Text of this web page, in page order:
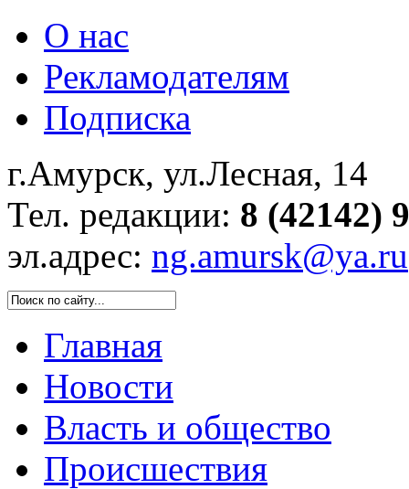
О нас
Рекламодателям
Подписка
г.Амурск, ул.Лесная, 14
Тел. редакции: 8 (42142)
эл.адрес: ng.amursk@ya.ru
Главная
Новости
Власть и общество
Происшествия